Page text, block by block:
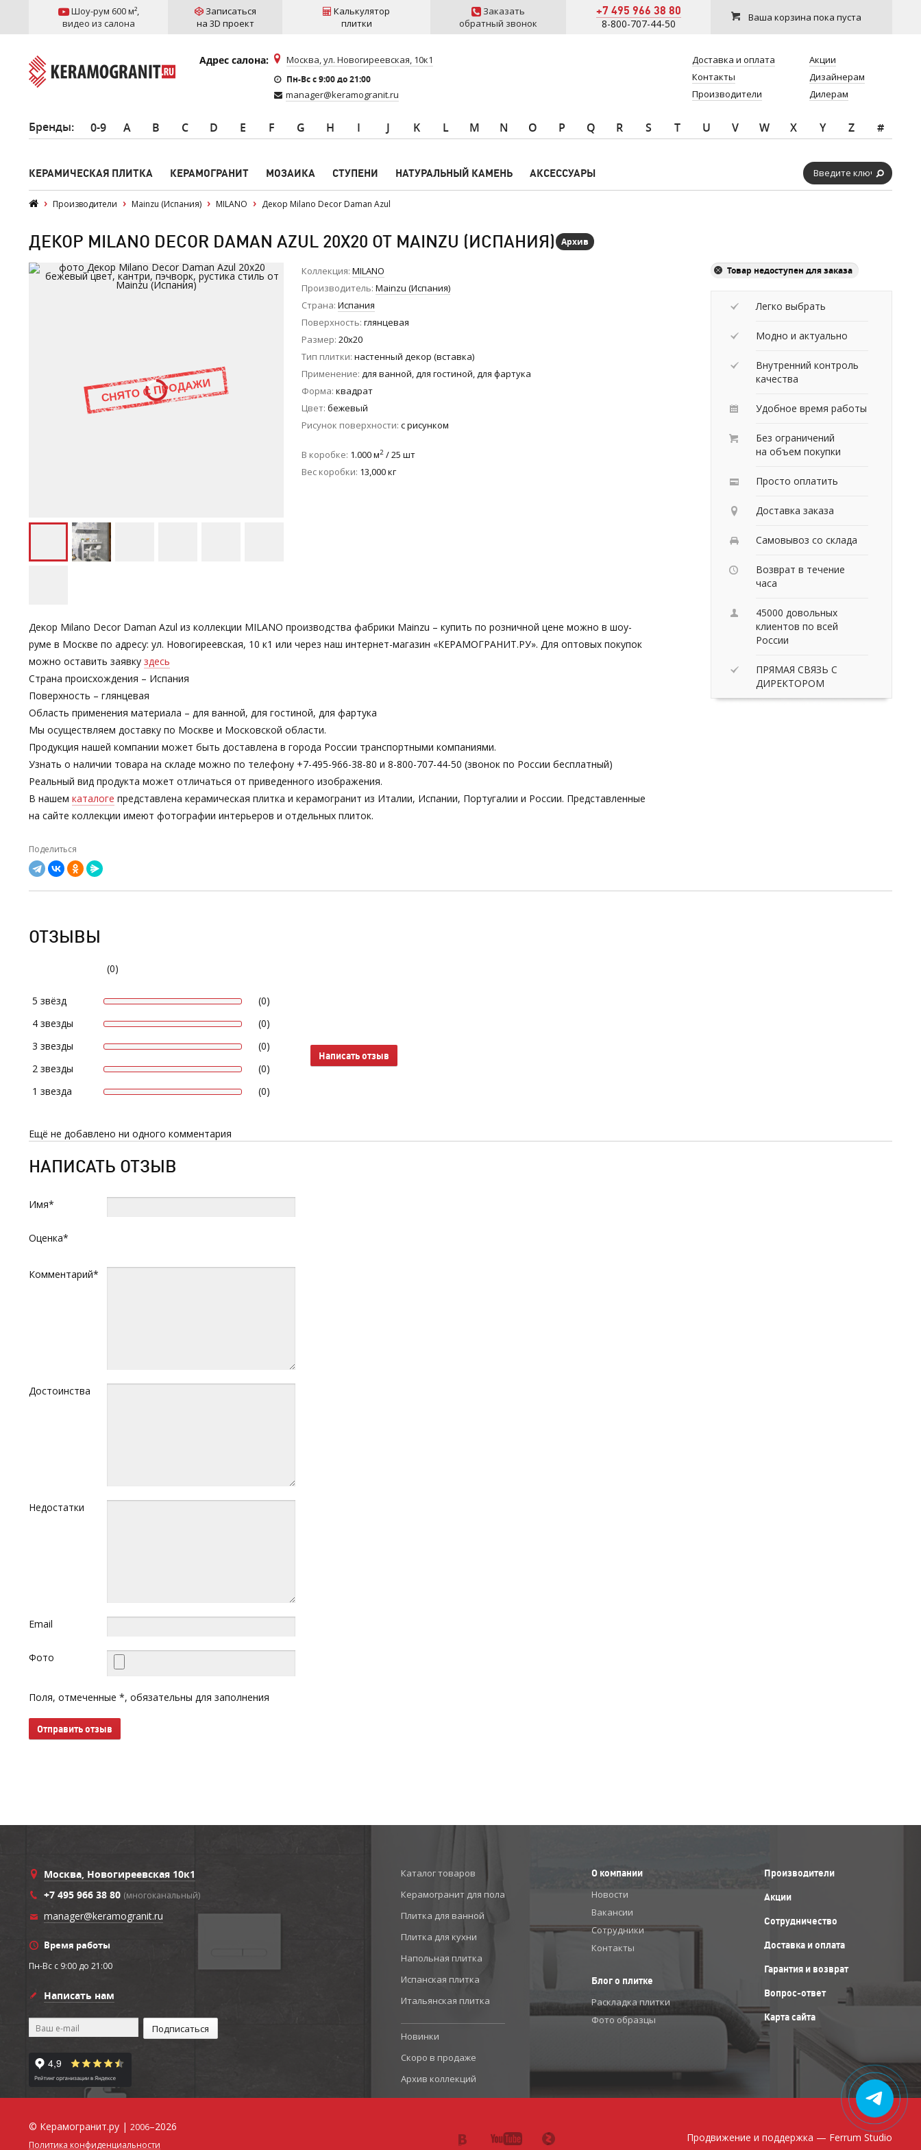
Шоу-рум 600 м²,
видео из салона
Записаться
на 3D проект
Калькулятор
плитки
Заказать
обратный звонок
+7 495 966 38 80
8-800-707-44-50 Ваша корзина пока пуста
Адрес салона: Москва, ул. Новогиреевская, 10к1
Пн-Вс c 9:00 до 21:00
manager@keramogranit.ru
Доставка и оплата
Контакты
Производители
Акции
Дизайнерам
Дилерам
Бренды: 0-9 A B C D E F G H I J K L M N O P Q R S T U V W X Y Z #
КЕРАМИЧЕСКАЯ ПЛИТКА КЕРАМОГРАНИТ МОЗАИКА СТУПЕНИ НАТУРАЛЬНЫЙ КАМЕНЬ АКСЕССУАРЫ
Производители Mainzu (Испания) MILANO Декор Milano Decor Daman Azul
ДЕКОР MILANO DECOR DAMAN AZUL 20X20 ОТ MAINZU (ИСПАНИЯ) Архив
Коллекция MILANO
Производитель Mainzu (Испания)
Страна Испания
Поверхность глянцевая
Размер 20x20
Тип плитки настенный декор (вставка)
Применение для ванной, для гостиной, для фартука
Форма квадрат
Цвет бежевый
Рисунок поверхности с рисунком
В коробке 1.000 м2 / 25 шт
Вес коробки 13,000 кг
Декор Milano Decor Daman Azul из коллекции MILANO производства фабрики Mainzu – купить по розничной цене можно в шоу-
руме в Москве по адресу: ул. Новогиреевская, 10 к1 или через наш интернет-магазин «КЕРАМОГРАНИТ.РУ». Для оптовых покупок
можно оставить заявку здесь
Страна происхождения – Испания
Поверхность – глянцевая
Область применения материала – для ванной, для гостиной, для фартука
Мы осуществляем доставку по Москве и Московской области.
Продукция нашей компании может быть доставлена в города России транспортными компаниями.
Узнать о наличии товара на складе можно по телефону +7-495-966-38-80 и 8-800-707-44-50 (звонок по России бесплатный)
Реальный вид продукта может отличаться от приведенного изображения.
В нашем каталоге представлена керамическая плитка и керамогранит из Италии, Испании, Португалии и России. Представленные
на сайте коллекции имеют фотографии интерьеров и отдельных плиток.
Поделиться
Товар недоступен для заказа
Легко выбрать
Модно и актуально
Внутренний контроль
качества
Удобное время работы
Без ограничений
на объем покупки
Просто оплатить
Доставка заказа
Самовывоз со склада
Возврат в течение
часа
45000 довольных
клиентов по всей
России
ПРЯМАЯ СВЯЗЬ С
ДИРЕКТОРОМ
ОТЗЫВЫ
(0)
5 звёзд
(0)
4 звезды
(0)
3 звезды
(0)
2 звезды
(0)
1 звезда
(0)
Написать отзыв
Ещё не добавлено ни одного комментария
НАПИСАТЬ ОТЗЫВ
Имя*
Оценка*
Комментарий*
Достоинства
Недостатки
Email
Фото
Поля, отмеченные *, обязательны для заполнения
Отправить отзыв
Москва, Новогиреевская 10к1
+7 495 966 38 80 (многоканальный)
manager@keramogranit.ru
Время работы
Пн-Вс c 9:00 до 21:00
Написать нам
Каталог товаров
Керамогранит для пола
Плитка для ванной
Плитка для кухни
Напольная плитка
Испанская плитка
Итальянская плитка
Новинки
Скоро в продаже
Архив коллекций
О компании
Новости
Вакансии
Сотрудники
Контакты
Блог о плитке
Раскладка плитки
Фото образцы
Производители
Акции
Сотрудничество
Доставка и оплата
Гарантия и возврат
Вопрос-ответ
Карта сайта
© Керамогранит.ру | 2006–2026
Политика конфиденциальности
Продвижение и поддержка — Ferrum Studio